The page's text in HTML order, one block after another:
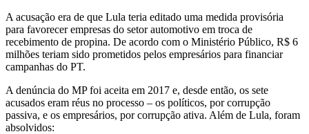
A acusação era de que Lula teria editado uma medida provisória
para favorecer empresas do setor automotivo em troca de
recebimento de propina. De acordo com o Ministério Público, R$ 6
milhões teriam sido prometidos pelos empresários para financiar
campanhas do PT.
A denúncia do MP foi aceita em 2017 e, desde então, os sete
acusados eram réus no processo – os políticos, por corrupção
passiva, e os empresários, por corrupção ativa. Além de Lula, foram
absolvidos: